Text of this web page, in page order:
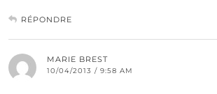
RÉPONDRE
MARIE BREST
10/04/2013 / 9:58 AM